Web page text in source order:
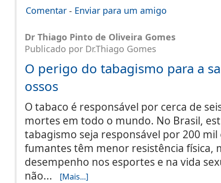
Comentar - Enviar para um amigo
Dr Thiago Pinto de Oliveira Gomes
Publicado por Dr.Thiago Gomes
O perigo do tabagismo para a
ossos
O tabaco é responsável por cerca de
mortes em todo o mundo. No Brasil,
tabagismo seja responsável por 200 mil
fumantes têm menor resistência física,
desempenho nos esportes e na vida
não...
[Mais...]